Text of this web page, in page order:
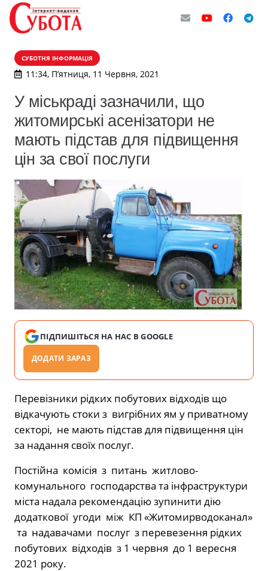
СУБОТНЯ ІНФОРМАЦІЯ
11:34, П’ятниця, 11 Червня, 2021
У міськраді зазначили, що
житомирські асенізатори не
мають підстав для підвищення
цін за свої послуги
ПІДПИШІТЬСЯ НА НАС В GOOGLE
ДОДАТИ ЗАРАЗ
Перевізники рідких побутових відходів що
відкачують стоки з вигрібних ям у приватному
секторі, не мають підстав для підвищення цін
за надання своїх послуг.
Постійна комісія з питань житлово-
комунального господарства та інфраструктури
міста надала рекомендацію зупинити дію
додаткової угоди між КП «Житомирводоканал»
та надавачами послуг з перевезення рідких
побутових відходів з 1 червня до 1 вересня
2021 року.